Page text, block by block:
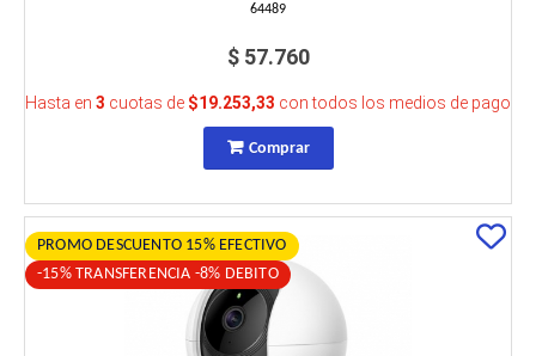
64489
$ 57.760
Hasta en 3 cuotas de $19.253,33 con todos los medios de pago
Comprar
PROMO DESCUENTO 15% EFECTIVO
-15% TRANSFERENCIA -8% DEBITO